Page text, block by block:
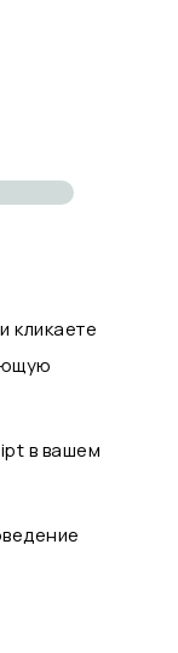
кликаете
в вашем